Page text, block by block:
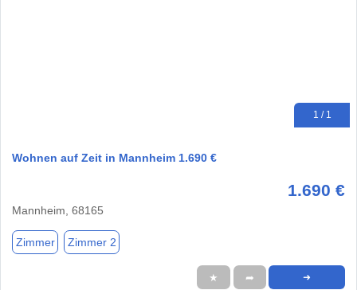
1 / 1
Wohnen auf Zeit in Mannheim 1.690 €
1.690 €
Mannheim, 68165
Zimmer Zimmer 2
★ ➦ ➜